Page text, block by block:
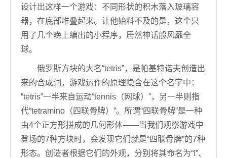
设计出这样一个游戏：不同形状的积木落入玻璃容
器，在底部堆叠起来。让他始料不及的是，这个只
用了几个晚上编出的小程序，居然神话般风靡全
球。
俄罗斯方块的大名“tetris”，是帕基特诺夫创造出
来的合成词，游戏运作的原理隐含在这个名字中：
“tetris”一半来自运动“tennis（网球）”，另一半则指
代“tetramino（四联骨牌）”。所谓“四联骨牌”是一种
由4个正方形拼成的几何形体——当我们观察游戏中
登场的7种方块时，会发现它们就是“四联骨牌”的7种
形态。创造者根据它们的外观，分别将其命名为“I”、